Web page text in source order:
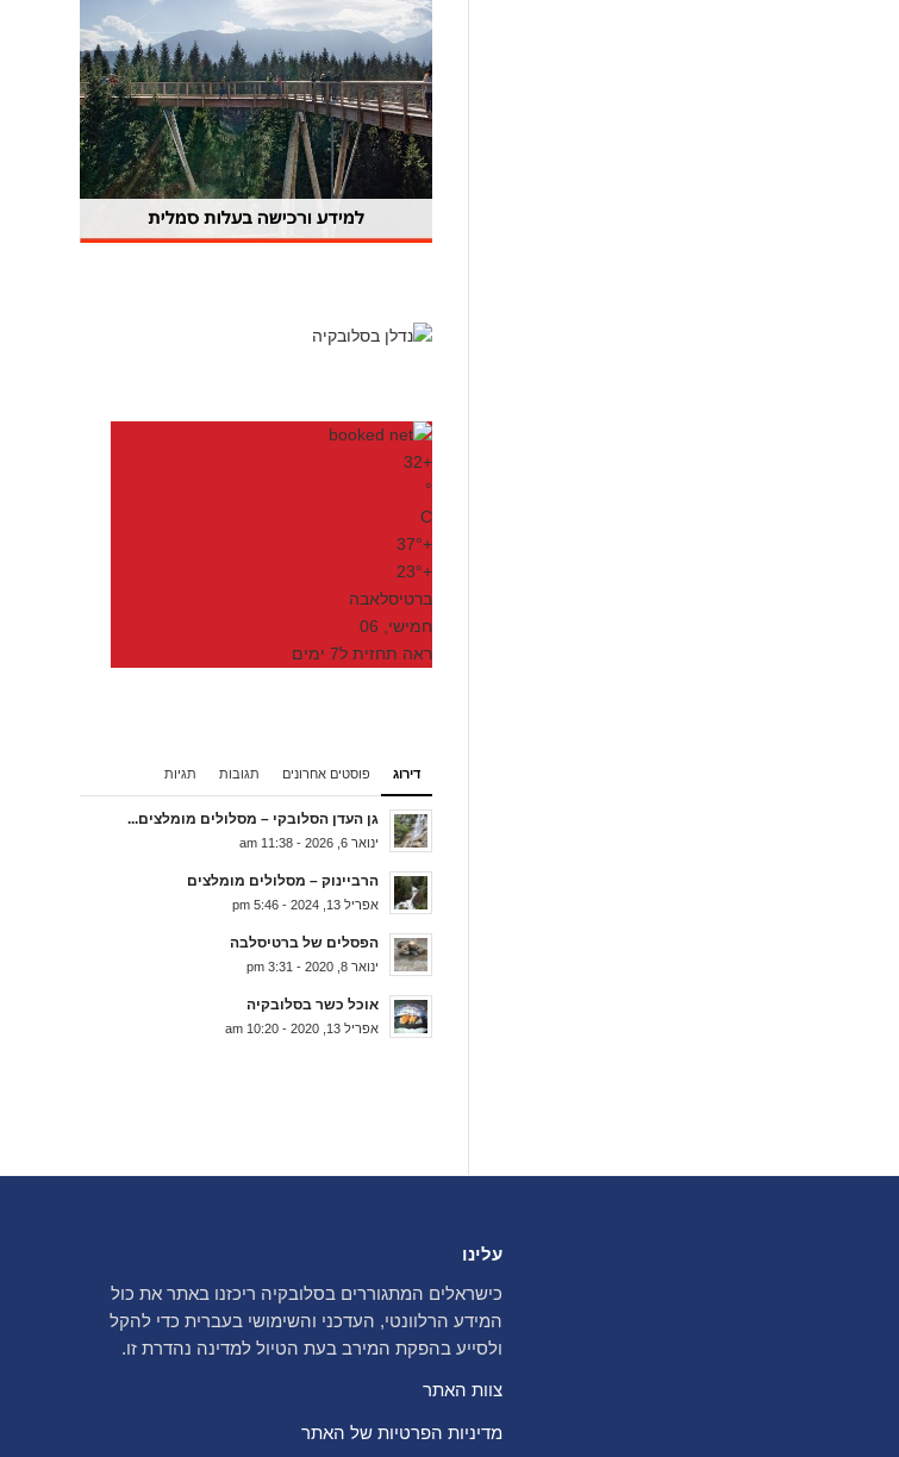
+
32
°
C
+
37°
+
23°
ברטיסלאבה
חמישי, 06
ראה תחזית ל7 ימים
דירוג פוסטים אחרונים תגובות תגיות
גן העדן הסלובקי – מסלולים מומלצים...
ינואר 6, 2026 - 11:38 am
הרביינוק – מסלולים מומלצים
אפריל 13, 2024 - 5:46 pm
הפסלים של ברטיסלבה
ינואר 8, 2020 - 3:31 pm
אוכל כשר בסלובקיה
אפריל 13, 2020 - 10:20 am
עלינו
כישראלים המתגוררים בסלובקיה ריכזנו באתר את כול
המידע הרלוונטי, העדכני והשימושי בעברית כדי להקל
ולסייע בהפקת המירב בעת הטיול למדינה נהדרת זו.
צוות האתר
מדיניות הפרטיות של האתר